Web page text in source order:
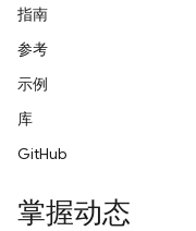
指南
参考
示例
库
GitHub
掌握动态